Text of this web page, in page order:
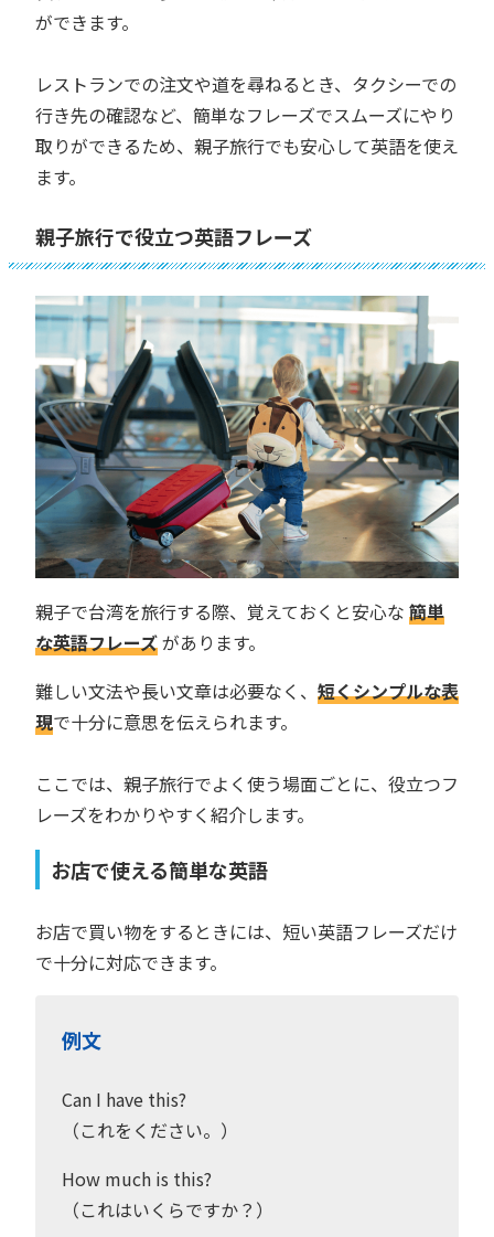
ができます。
レストランでの注文や道を尋ねるとき、タクシーでの
行き先の確認など、簡単なフレーズでスムーズにやり
取りができるため、親子旅行でも安心して英語を使え
ます。
親子旅行で役立つ英語フレーズ
親子で台湾を旅行する際、覚えておくと安心な 簡単
な英語フレーズがあります。
難しい文法や長い文章は必要なく、 短くシンプルな表
現で十分に意思を伝えられます。
ここでは、親子旅行でよく使う場面ごとに、役立つフ
レーズをわかりやすく紹介します。
お店で使える簡単な英語
お店で買い物をするときには、短い英語フレーズだけ
で十分に対応できます。
例文
Can I have this?
（これをください。）
How much is this?
（これはいくらですか？）